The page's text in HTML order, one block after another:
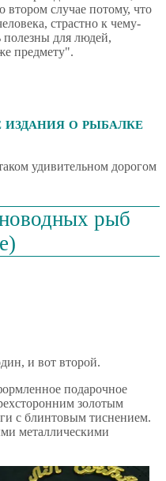
случае потому, что
страстно к чему-
полезны для людей,
предмету".
о рыбалке
удивительном дорогом
рыб
и вот второй.
подарочное
золотым
с блинтовым тиснением.
металлическими